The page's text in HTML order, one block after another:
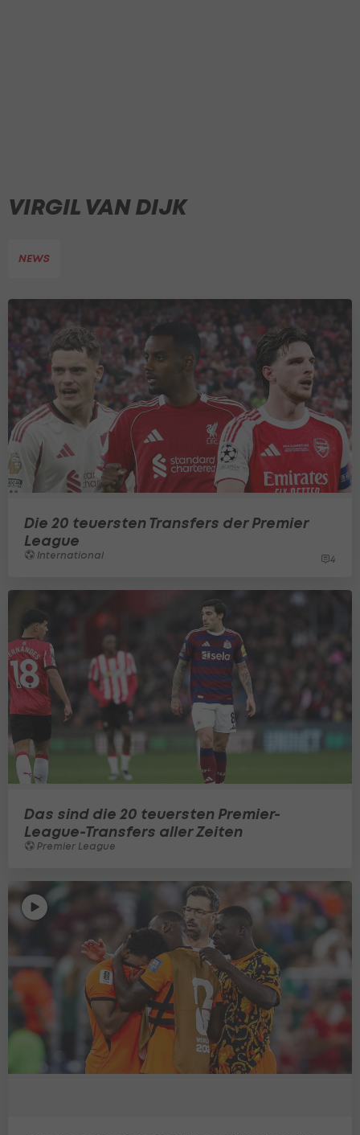
VIRGIL VAN DIJK
NEWS
Die 20 teuersten Transfers der Premier
League
International 4
Das sind die 20 teuersten Premier-
League-Transfers aller Zeiten
Premier League